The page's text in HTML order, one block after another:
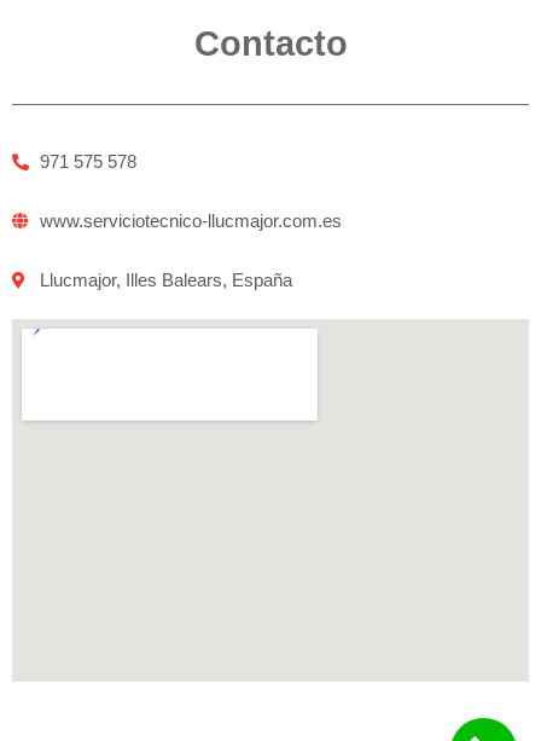
Contacto
971 575 578
www.serviciotecnico-llucmajor.com.es
Llucmajor, Illes Balears, España